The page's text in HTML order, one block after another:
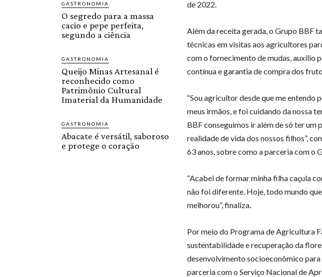
GASTRONOMIA
O segredo para a massa
cacio e pepe perfeita,
segundo a ciência
GASTRONOMIA
Queijo Minas Artesanal é
reconhecido como
Patrimônio Cultural
Imaterial da Humanidade
GASTRONOMIA
Abacate é versátil, saboroso
e protege o coração
de 2022.
Além da receita gerada, o Grupo BBF
técnicas em visitas aos agricultores
com o fornecimento de mudas, auxílio
contínua e garantia de compra dos
“Sou agricultor desde que me entendo
meus irmãos, e foi cuidando da nossa
BBF conseguimos ir além de só ter um
realidade de vida dos nossos filhos”,
63 anos, sobre como a parceria com o
“Acabei de formar minha filha caçula
não foi diferente. Hoje, todo mundo
melhorou”, finaliza.
Por meio do Programa de Agricultura
sustentabilidade e recuperação da
desenvolvimento socioeconômico para
parceria com o Serviço Nacional de